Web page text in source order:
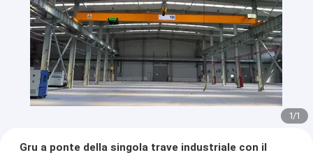
1/1
Gru a ponte della singola trave industriale con il